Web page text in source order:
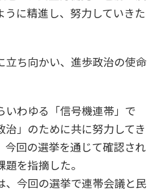
うに精進し、努力していきた
立ち向かい、進歩政治の使命
わゆる「信号機連帯」で
治」のために共に努力してき
今回の選挙を通じて確認され
題を指摘した。
今回の選挙で連帯会議と民